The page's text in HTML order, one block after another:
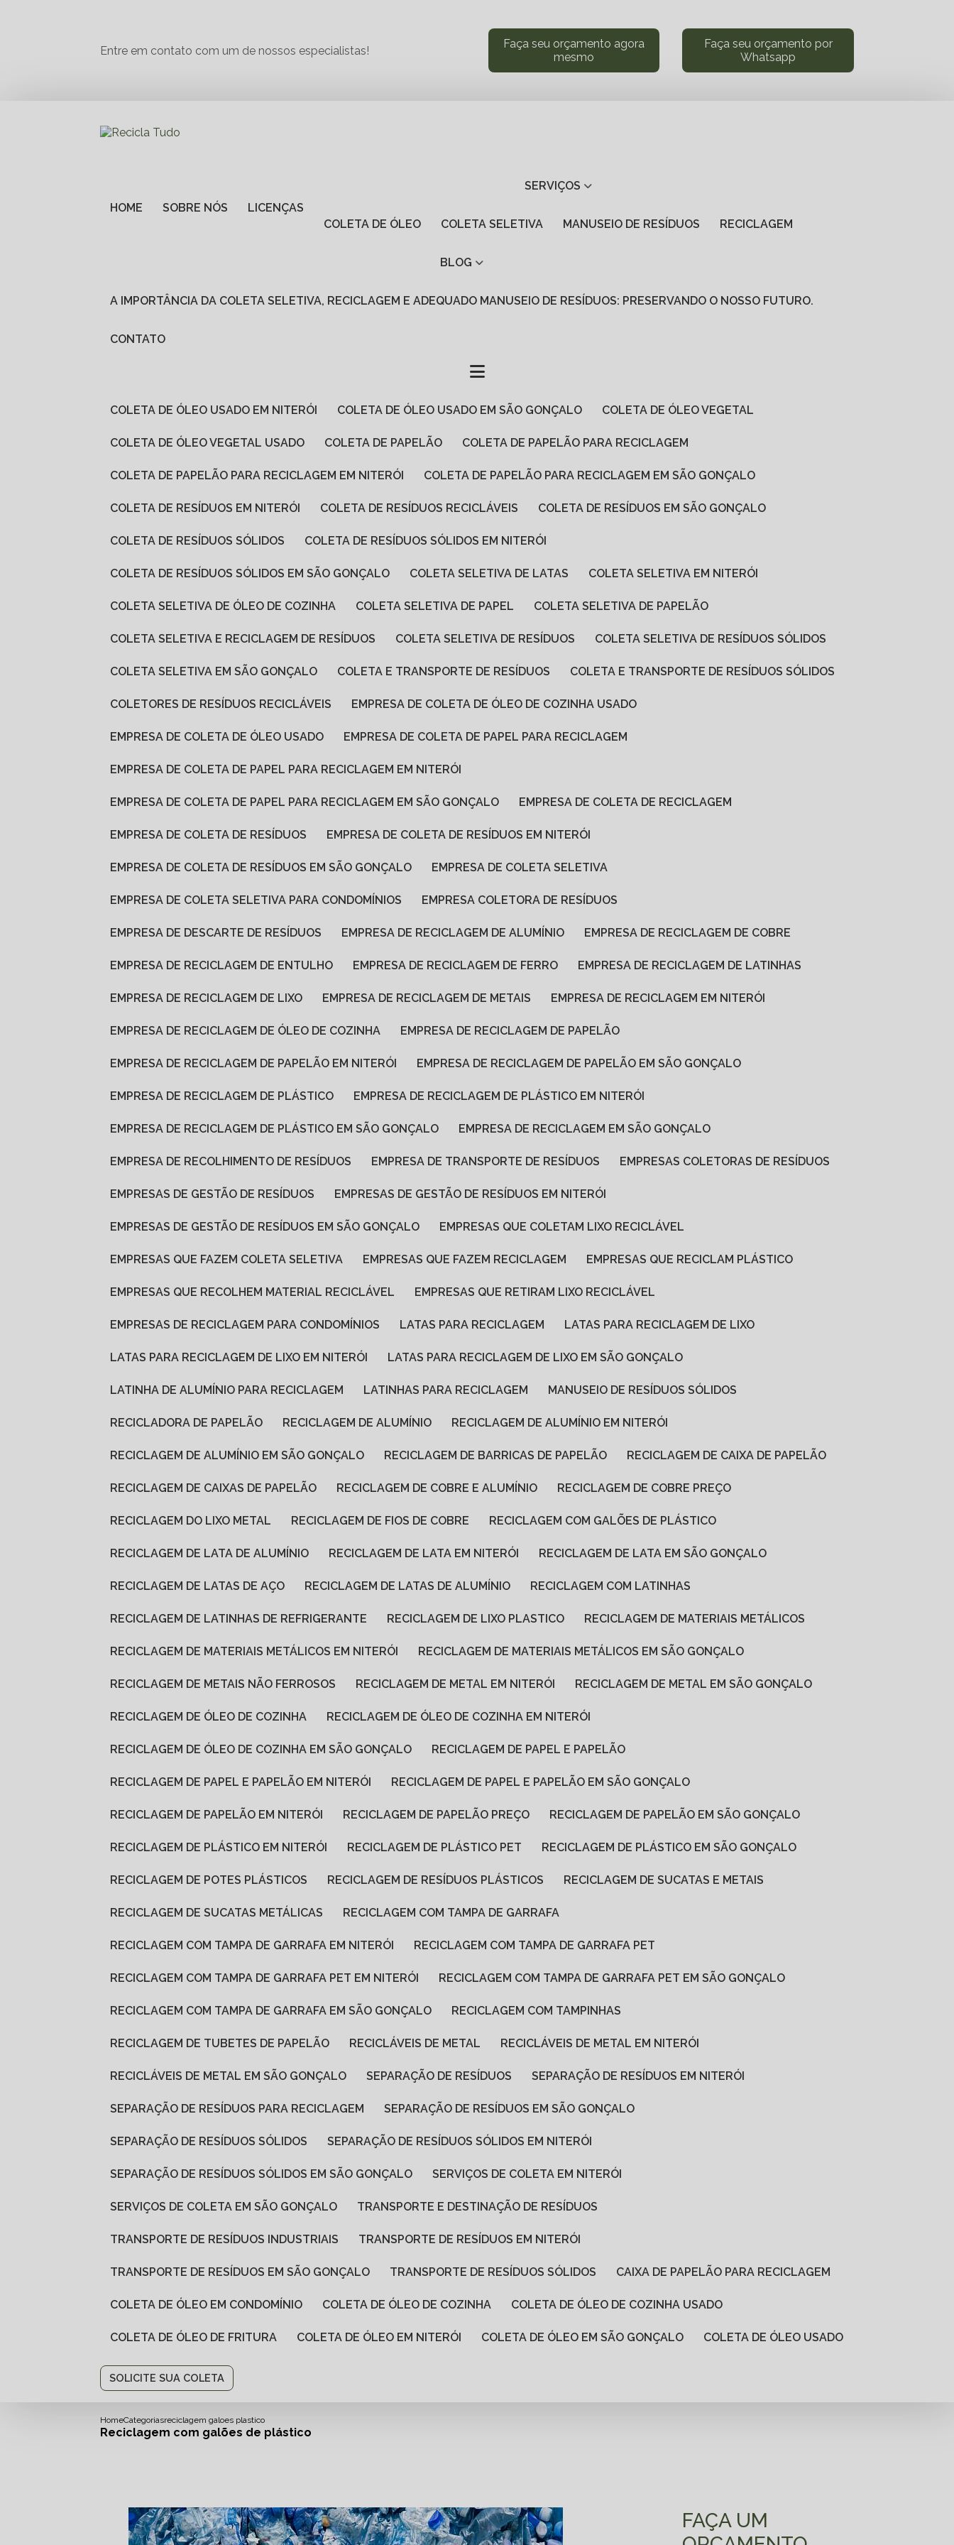
Entre em contato com um de nossos especialistas!
Faça seu orçamento agora
mesmo
Faça seu orçamento por
Whatsapp
HOME SOBRE NÓS LICENÇAS
SERVIÇOS
COLETA DE ÓLEO COLETA SELETIVA MANUSEIO DE RESÍDUOS RECICLAGEM
BLOG
A IMPORTÂNCIA DA COLETA SELETIVA, RECICLAGEM E ADEQUADO MANUSEIO DE RESÍDUOS: PRESERVANDO O NOSSO FUTURO.
CONTATO
CAIXA DE PAPELÃO PARA RECICLAGEM
COLETA DE ÓLEO EM CONDOMÍNIO COLETA DE ÓLEO DE COZINHA COLETA DE ÓLEO DE COZINHA USADO
COLETA DE ÓLEO DE FRITURA COLETA DE ÓLEO EM NITERÓI COLETA DE ÓLEO EM SÃO GONÇALO COLETA DE ÓLEO USADO
COLETA DE ÓLEO USADO EM NITERÓI COLETA DE ÓLEO USADO EM SÃO GONÇALO COLETA DE ÓLEO VEGETAL
COLETA DE ÓLEO VEGETAL USADO COLETA DE PAPELÃO COLETA DE PAPELÃO PARA RECICLAGEM
COLETA DE PAPELÃO PARA RECICLAGEM EM NITERÓI COLETA DE PAPELÃO PARA RECICLAGEM EM SÃO GONÇALO
COLETA DE RESÍDUOS EM NITERÓI COLETA DE RESÍDUOS RECICLÁVEIS COLETA DE RESÍDUOS EM SÃO GONÇALO
COLETA DE RESÍDUOS SÓLIDOS COLETA DE RESÍDUOS SÓLIDOS EM NITERÓI
COLETA DE RESÍDUOS SÓLIDOS EM SÃO GONÇALO COLETA SELETIVA DE LATAS COLETA SELETIVA EM NITERÓI
COLETA SELETIVA DE ÓLEO DE COZINHA COLETA SELETIVA DE PAPEL COLETA SELETIVA DE PAPELÃO
COLETA SELETIVA E RECICLAGEM DE RESÍDUOS COLETA SELETIVA DE RESÍDUOS COLETA SELETIVA DE RESÍDUOS SÓLIDOS
COLETA SELETIVA EM SÃO GONÇALO COLETA E TRANSPORTE DE RESÍDUOS COLETA E TRANSPORTE DE RESÍDUOS SÓLIDOS
COLETORES DE RESÍDUOS RECICLÁVEIS EMPRESA DE COLETA DE ÓLEO DE COZINHA USADO
EMPRESA DE COLETA DE ÓLEO USADO EMPRESA DE COLETA DE PAPEL PARA RECICLAGEM
EMPRESA DE COLETA DE PAPEL PARA RECICLAGEM EM NITERÓI
EMPRESA DE COLETA DE PAPEL PARA RECICLAGEM EM SÃO GONÇALO EMPRESA DE COLETA DE RECICLAGEM
EMPRESA DE COLETA DE RESÍDUOS EMPRESA DE COLETA DE RESÍDUOS EM NITERÓI
EMPRESA DE COLETA DE RESÍDUOS EM SÃO GONÇALO EMPRESA DE COLETA SELETIVA
EMPRESA DE COLETA SELETIVA PARA CONDOMÍNIOS EMPRESA COLETORA DE RESÍDUOS
EMPRESA DE DESCARTE DE RESÍDUOS EMPRESA DE RECICLAGEM DE ALUMÍNIO EMPRESA DE RECICLAGEM DE COBRE
EMPRESA DE RECICLAGEM DE ENTULHO EMPRESA DE RECICLAGEM DE FERRO EMPRESA DE RECICLAGEM DE LATINHAS
EMPRESA DE RECICLAGEM DE LIXO EMPRESA DE RECICLAGEM DE METAIS EMPRESA DE RECICLAGEM EM NITERÓI
EMPRESA DE RECICLAGEM DE ÓLEO DE COZINHA EMPRESA DE RECICLAGEM DE PAPELÃO
EMPRESA DE RECICLAGEM DE PAPELÃO EM NITERÓI EMPRESA DE RECICLAGEM DE PAPELÃO EM SÃO GONÇALO
EMPRESA DE RECICLAGEM DE PLÁSTICO EMPRESA DE RECICLAGEM DE PLÁSTICO EM NITERÓI
EMPRESA DE RECICLAGEM DE PLÁSTICO EM SÃO GONÇALO EMPRESA DE RECICLAGEM EM SÃO GONÇALO
EMPRESA DE RECOLHIMENTO DE RESÍDUOS EMPRESA DE TRANSPORTE DE RESÍDUOS EMPRESAS COLETORAS DE RESÍDUOS
EMPRESAS DE GESTÃO DE RESÍDUOS EMPRESAS DE GESTÃO DE RESÍDUOS EM NITERÓI
EMPRESAS DE GESTÃO DE RESÍDUOS EM SÃO GONÇALO EMPRESAS QUE COLETAM LIXO RECICLÁVEL
EMPRESAS QUE FAZEM COLETA SELETIVA EMPRESAS QUE FAZEM RECICLAGEM EMPRESAS QUE RECICLAM PLÁSTICO
EMPRESAS QUE RECOLHEM MATERIAL RECICLÁVEL EMPRESAS QUE RETIRAM LIXO RECICLÁVEL
EMPRESAS DE RECICLAGEM PARA CONDOMÍNIOS LATAS PARA RECICLAGEM LATAS PARA RECICLAGEM DE LIXO
LATAS PARA RECICLAGEM DE LIXO EM NITERÓI LATAS PARA RECICLAGEM DE LIXO EM SÃO GONÇALO
LATINHA DE ALUMÍNIO PARA RECICLAGEM LATINHAS PARA RECICLAGEM MANUSEIO DE RESÍDUOS SÓLIDOS
RECICLADORA DE PAPELÃO RECICLAGEM DE ALUMÍNIO RECICLAGEM DE ALUMÍNIO EM NITERÓI
RECICLAGEM DE ALUMÍNIO EM SÃO GONÇALO RECICLAGEM DE BARRICAS DE PAPELÃO RECICLAGEM DE CAIXA DE PAPELÃO
RECICLAGEM DE CAIXAS DE PAPELÃO RECICLAGEM DE COBRE E ALUMÍNIO RECICLAGEM DE COBRE PREÇO
RECICLAGEM DO LIXO METAL RECICLAGEM DE FIOS DE COBRE RECICLAGEM COM GALÕES DE PLÁSTICO
RECICLAGEM DE LATA DE ALUMÍNIO RECICLAGEM DE LATA EM NITERÓI RECICLAGEM DE LATA EM SÃO GONÇALO
RECICLAGEM DE LATAS DE AÇO RECICLAGEM DE LATAS DE ALUMÍNIO RECICLAGEM COM LATINHAS
RECICLAGEM DE LATINHAS DE REFRIGERANTE RECICLAGEM DE LIXO PLASTICO RECICLAGEM DE MATERIAIS METÁLICOS
RECICLAGEM DE MATERIAIS METÁLICOS EM NITERÓI RECICLAGEM DE MATERIAIS METÁLICOS EM SÃO GONÇALO
RECICLAGEM DE METAIS NÃO FERROSOS RECICLAGEM DE METAL EM NITERÓI RECICLAGEM DE METAL EM SÃO GONÇALO
RECICLAGEM DE ÓLEO DE COZINHA RECICLAGEM DE ÓLEO DE COZINHA EM NITERÓI
RECICLAGEM DE ÓLEO DE COZINHA EM SÃO GONÇALO RECICLAGEM DE PAPEL E PAPELÃO
RECICLAGEM DE PAPEL E PAPELÃO EM NITERÓI RECICLAGEM DE PAPEL E PAPELÃO EM SÃO GONÇALO
RECICLAGEM DE PAPELÃO EM NITERÓI RECICLAGEM DE PAPELÃO PREÇO RECICLAGEM DE PAPELÃO EM SÃO GONÇALO
RECICLAGEM DE PLÁSTICO EM NITERÓI RECICLAGEM DE PLÁSTICO PET RECICLAGEM DE PLÁSTICO EM SÃO GONÇALO
RECICLAGEM DE POTES PLÁSTICOS RECICLAGEM DE RESÍDUOS PLÁSTICOS RECICLAGEM DE SUCATAS E METAIS
RECICLAGEM DE SUCATAS METÁLICAS RECICLAGEM COM TAMPA DE GARRAFA
RECICLAGEM COM TAMPA DE GARRAFA EM NITERÓI RECICLAGEM COM TAMPA DE GARRAFA PET
RECICLAGEM COM TAMPA DE GARRAFA PET EM NITERÓI RECICLAGEM COM TAMPA DE GARRAFA PET EM SÃO GONÇALO
RECICLAGEM COM TAMPA DE GARRAFA EM SÃO GONÇALO RECICLAGEM COM TAMPINHAS
RECICLAGEM DE TUBETES DE PAPELÃO RECICLÁVEIS DE METAL RECICLÁVEIS DE METAL EM NITERÓI
RECICLÁVEIS DE METAL EM SÃO GONÇALO SEPARAÇÃO DE RESÍDUOS SEPARAÇÃO DE RESÍDUOS EM NITERÓI
SEPARAÇÃO DE RESÍDUOS PARA RECICLAGEM SEPARAÇÃO DE RESÍDUOS EM SÃO GONÇALO
SEPARAÇÃO DE RESÍDUOS SÓLIDOS SEPARAÇÃO DE RESÍDUOS SÓLIDOS EM NITERÓI
SEPARAÇÃO DE RESÍDUOS SÓLIDOS EM SÃO GONÇALO SERVIÇOS DE COLETA EM NITERÓI
SERVIÇOS DE COLETA EM SÃO GONÇALO TRANSPORTE E DESTINAÇÃO DE RESÍDUOS
TRANSPORTE DE RESÍDUOS INDUSTRIAIS TRANSPORTE DE RESÍDUOS EM NITERÓI
TRANSPORTE DE RESÍDUOS EM SÃO GONÇALO TRANSPORTE DE RESÍDUOS SÓLIDOS
SOLICITE SUA COLETA
HomeCategoriasreciclagem galoes plastico
Reciclagem com galões de plástico
FAÇA UM